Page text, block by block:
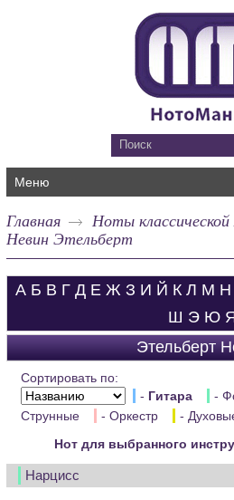
Меню
Главная
Ноты
Невин Этельберт
А Б В Г Д Е Ж З И Й К Л М Н
Ш Э Ю
Этельберт
Сортировать по:
- Гитара -
Струнные
- Оркестр -
Нот для выбранного
Нарцисс